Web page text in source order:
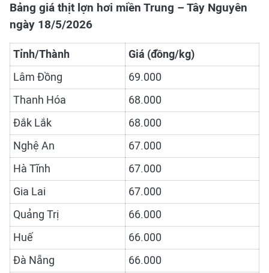
Bảng giá thịt lợn hơi miền Trung – Tây Nguyên
ngày 18/5/2026
Tỉnh/Thành
Giá (đồng/kg)
Lâm Đồng
69.000
Thanh Hóa
68.000
Đắk Lắk
68.000
Nghệ An
67.000
Hà Tĩnh
67.000
Gia Lai
67.000
Quảng Trị
66.000
Huế
66.000
Đà Nẵng
66.000